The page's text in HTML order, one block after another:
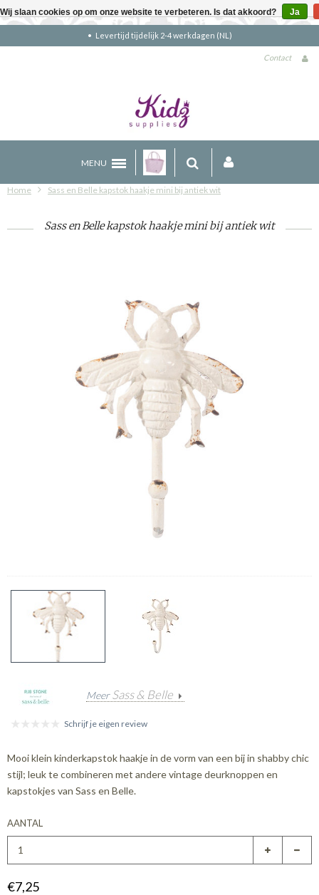
Gratis verzending boven €90
Contact
MENU
Home Sass en Belle kapstok haakje mini bij antiek wit
Sass en Belle kapstok haakje mini bij antiek wit
MeerSass & Belle
Schrijf je eigen review
Mooi klein kinderkapstok haakje in de vorm van een bij in shabby chic
stijl; leuk te combineren met andere vintage deurknoppen en
kapstokjes van Sass en Belle.
AANTAL
€7,25
Wij slaan cookies op om onze website te verbeteren. Is dat akkoord? Ja